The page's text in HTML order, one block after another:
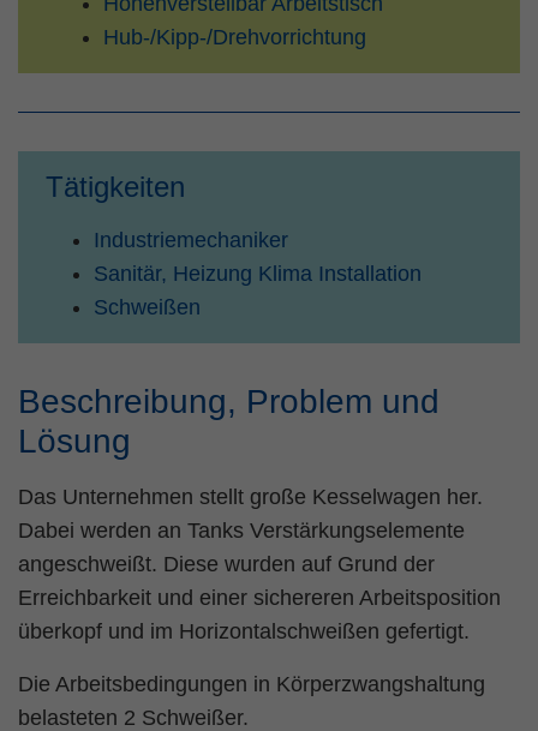
Hub-/Kipp-/Drehvorrichtung
Tätigkeiten
Industriemechaniker
Sanitär, Heizung Klima Installation
Schweißen
Beschreibung, Problem und
Lösung
Das Unternehmen stellt große Kesselwagen her.
Dabei werden an Tanks Verstärkungselemente
angeschweißt. Diese wurden auf Grund der
Erreichbarkeit und einer sichereren Arbeitsposition
überkopf und im Horizontalschweißen gefertigt.
Die Arbeitsbedingungen in Körperzwangshaltung
belasteten 2 Schweißer.